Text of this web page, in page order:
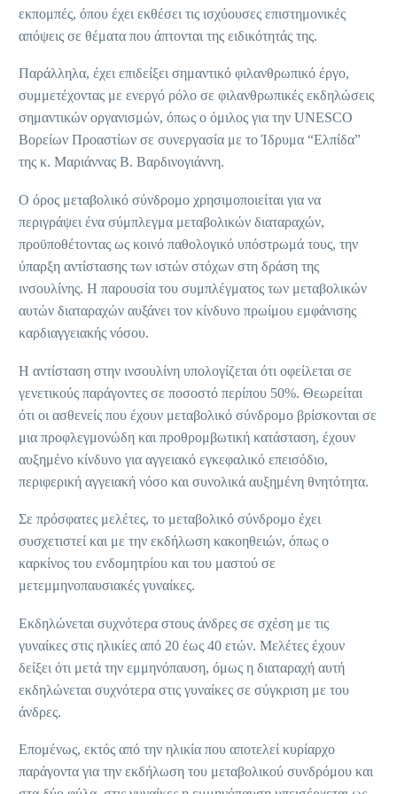
εκπομπές, όπου έχει εκθέσει τις ισχύουσες επιστημονικές
απόψεις σε θέματα που άπτονται της ειδικότητάς της.
Παράλληλα, έχει επιδείξει σημαντικό φιλανθρωπικό έργο,
συμμετέχοντας με ενεργό ρόλο σε φιλανθρωπικές εκδηλώσεις
σημαντικών οργανισμών, όπως ο όμιλος για την UNESCO
Βορείων Προαστίων σε συνεργασία με το Ίδρυμα “Ελπίδα”
της κ. Μαριάννας Β. Βαρδινογιάννη.
Ο όρος μεταβολικό σύνδρομο χρησιμοποιείται για να
περιγράψει ένα σύμπλεγμα μεταβολικών διαταραχών,
προϋποθέτοντας ως κοινό παθολογικό υπόστρωμά τους, την
ύπαρξη αντίστασης των ιστών στόχων στη δράση της
ινσουλίνης. Η παρουσία του συμπλέγματος των μεταβολικών
αυτών διαταραχών αυξάνει τον κίνδυνο πρωίμου εμφάνισης
καρδιαγγειακής νόσου.
Η αντίσταση στην ινσουλίνη υπολογίζεται ότι οφείλεται σε
γενετικούς παράγοντες σε ποσοστό περίπου 50%. Θεωρείται
ότι οι ασθενείς που έχουν μεταβολικό σύνδρομο βρίσκονται σε
μια προφλεγμονώδη και προθρομβωτική κατάσταση, έχουν
αυξημένο κίνδυνο για αγγειακό εγκεφαλικό επεισόδιο,
περιφερική αγγειακή νόσο και συνολικά αυξημένη θνητότητα.
Σε πρόσφατες μελέτες, το μεταβολικό σύνδρομο έχει
συσχετιστεί και με την εκδήλωση κακοηθειών, όπως ο
καρκίνος του ενδομητρίου και του μαστού σε
μετεμμηνοπαυσιακές γυναίκες.
Εκδηλώνεται συχνότερα στους άνδρες σε σχέση με τις
γυναίκες στις ηλικίες από 20 έως 40 ετών. Μελέτες έχουν
δείξει ότι μετά την εμμηνόπαυση, όμως η διαταραχή αυτή
εκδηλώνεται συχνότερα στις γυναίκες σε σύγκριση με του
άνδρες.
Επομένως, εκτός από την ηλικία που αποτελεί κυρίαρχο
παράγοντα για την εκδήλωση του μεταβολικού συνδρόμου και